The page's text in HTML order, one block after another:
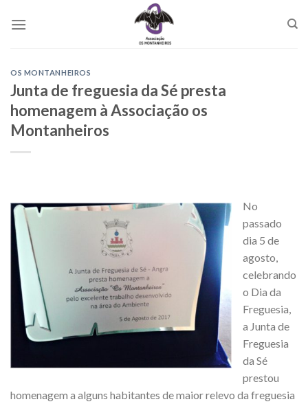
OS MONTANHEIROS
Junta de freguesia da Sé presta
homenagem à Associação os
Montanheiros
No
passado
dia 5 de
agosto,
celebrando
o Dia da
Freguesia,
a Junta de
Freguesia
da Sé
prestou
homenagem a alguns habitantes de maior relevo da freguesia